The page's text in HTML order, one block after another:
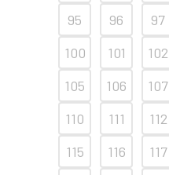
95
96 97
100
101 102
105
106 107
110
111 112
115
116 117